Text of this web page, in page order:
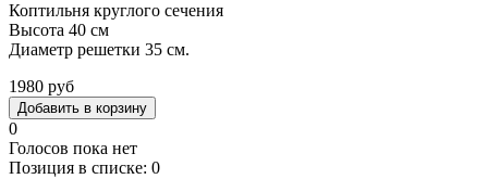
Коптильня круглого сечения
Высота 40 см
Диаметр решетки 35 см.
1980 руб
0
Голосов пока нет
Позиция в списке: 0